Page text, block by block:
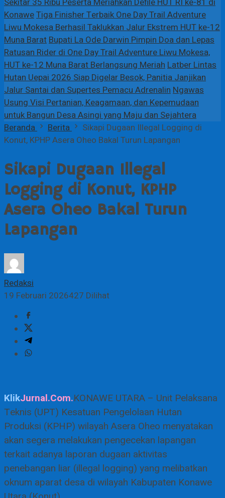
KonaweTiga Finisher Terbaik One Day Trail Adventure
Liwu Mokesa Berhasil Taklukkan Jalur Ekstrem HUT ke-12
Muna BaratBupati La Ode Darwin Pimpin Doa dan Lepas
Ratusan Rider di One Day Trail Adventure Liwu Mokesa,
HUT ke-12 Muna Barat Berlangsung MeriahLatber Lintas
Hutan Uepai 2026 Siap Digelar Besok, Panitia Janjikan
Jalur Santai dan Supertes Pemacu AdrenalinNgawas
Usung Visi Pertanian, Keagamaan, dan Kepemudaan
untuk Bangun Desa Asingi yang Maju dan Sejahtera
Beranda
Berita
Sikapi Dugaan Illegal Logging di
Konut, KPHP Asera Oheo Bakal Turun Lapangan
Sikapi Dugaan Illegal
Logging di Konut, KPHP
Asera Oheo Bakal Turun
Lapangan
Redaksi
19 Februari 2026427 Dilihat
KlikJurnal.Com.KONAWE UTARA – Unit Pelaksana
Teknis (UPT) Kesatuan Pengelolaan Hutan
Produksi (KPHP) wilayah Asera Oheo menyatakan
akan segera melakukan pengecekan lapangan
terkait adanya laporan dugaan aktivitas
penebangan liar (illegal logging) yang melibatkan
oknum aparat desa di wilayah Kabupaten Konawe